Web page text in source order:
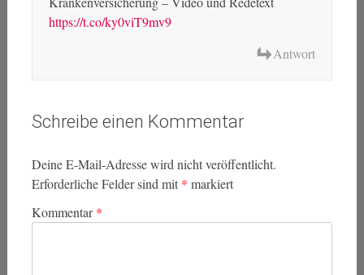
https://t.co/ky0viT9mv9
Antwort
Schreibe einen Kommentar
Deine E-Mail-Adresse wird nicht veröffentlicht.
Erforderliche Felder sind mit * markiert
Kommentar*